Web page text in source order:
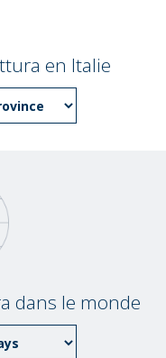
en Italie
dans le monde